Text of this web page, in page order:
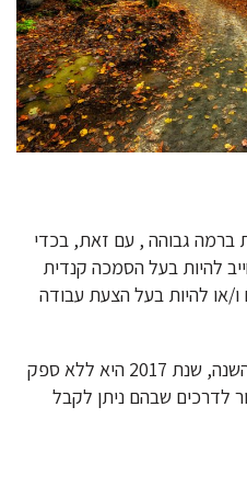
ברמה גבוהה , עם זאת, בכדי
להיות בעל הסמכה קנדית
או להיות בעל הצעת עבודה
כפי שכבר נאמר לאורך כל השנה, שנת 2017 היא ללא ספק
לדרכים שבהם ניתן לקבל